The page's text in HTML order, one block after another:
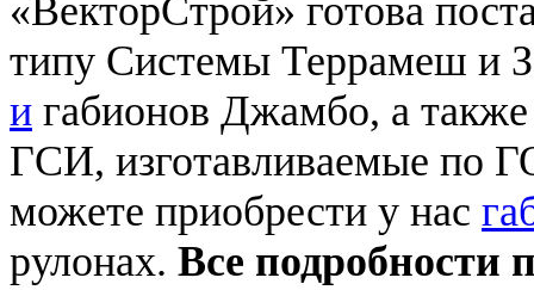
«ВекторСтрой» готова
типу Системы Террамеш и
и габионов Джамбо, а
ГСИ, изготавливаемые по
можете приобрести у нас
рулонах. Все подробности